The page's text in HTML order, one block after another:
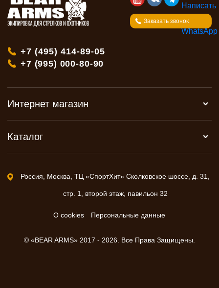
Заказать звонок
+7 (495) 414-89-05
+7 (995) 000-80-90
Интернет магазин
Каталог
Россия, Москва, ТЦ «СпортХит» Сколковское шоссе, д. 31,
стр. 1, второй этаж, павильон 32
О cookies Персональные данные
© «BEAR ARMS» 2017 - 2026. Все Права Защищены.